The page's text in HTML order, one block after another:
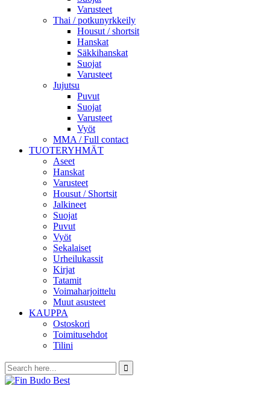
Varusteet
Thai / potkunyrkkeily
Housut / shortsit
Hanskat
Säkkihanskat
Suojat
Varusteet
Jujutsu
Puvut
Suojat
Varusteet
Vyöt
MMA / Full contact
TUOTERYHMÄT
Aseet
Hanskat
Varusteet
Housut / Shortsit
Jalkineet
Suojat
Puvut
Vyöt
Sekalaiset
Urheilukassit
Kirjat
Tatamit
Voimaharjoittelu
Muut asusteet
KAUPPA
Ostoskori
Toimitusehdot
Tilini